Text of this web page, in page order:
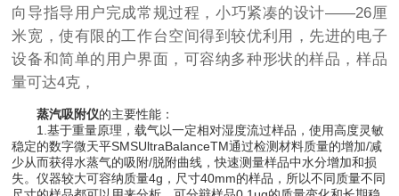
向导指导用户完成常规过程，小巧紧凑的设计——26厘
米宽，使有限的工作台空间得到较优利用，先进的电子
设备和简单的用户界面，可容纳多种形状的样品，样品
量可达4克，
蒸汽吸附仪的主要性能：
1.基于重量原理，载气以一定相对湿度流过样品，使用高度灵敏
稳定的数字微天平SMSUltraBalanceTM通过检测材料质量的增加/减
少从而获得水蒸气的吸附/脱附曲线，快速测量样品中水分增加和损
失。仪器较大可容纳质量4g，尺寸40mm的样品，所以不同质量不同